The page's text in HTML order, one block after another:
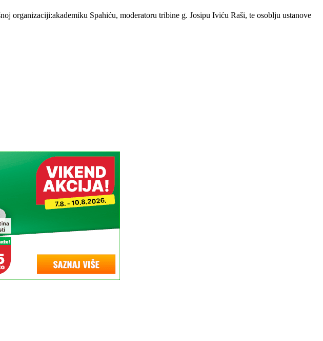
organizaciji:akademiku Spahiću, moderatoru tribine g. Josipu Iviću Raši, te osoblju ustanove